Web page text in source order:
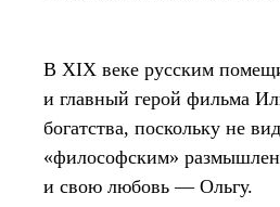
В XIX веке русским
и главный герой фильма
богатства, поскольку не
«философским»
и свою любовь — Ольгу.